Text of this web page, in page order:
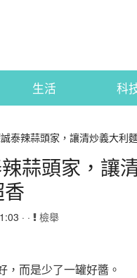
生活 科
泰辣蒜頭家，讓清炒義大利
蒜頭家，讓
· · 檢舉
，而是少了一罐好醬。